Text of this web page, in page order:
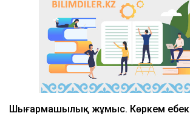
Шығармашылық жұмыс. Көркем еңбек